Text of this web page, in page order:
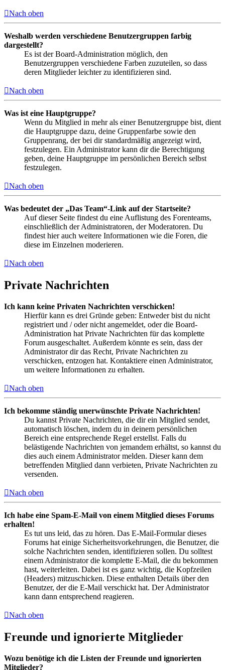
Nach oben
Weshalb werden verschiedene Benutzergruppen farbig
dargestellt?
Es ist der Board-Administration möglich, den
Benutzergruppen verschiedene Farben zuzuteilen, so dass
deren Mitglieder leichter zu identifizieren sind.
Nach oben
Was ist eine Hauptgruppe?
Wenn du Mitglied in mehr als einer Benutzergruppe bist, dient
die Hauptgruppe dazu, deine Gruppenfarbe sowie den
Gruppenrang, der bei dir standardmäßig angezeigt wird,
festzulegen. Ein Administrator kann dir die Berechtigung
geben, deine Hauptgruppe im persönlichen Bereich selbst
festzulegen.
Nach oben
Was bedeutet der „Das Team“-Link auf der Startseite?
Auf dieser Seite findest du eine Auflistung des Forenteams,
einschließlich der Administratoren, der Moderatoren. Du
findest hier auch weitere Informationen wie die Foren, die
diese im Einzelnen moderieren.
Nach oben
Private Nachrichten
Ich kann keine Privaten Nachrichten verschicken!
Hierfür kann es drei Gründe geben: Entweder bist du nicht
registriert und / oder nicht angemeldet, oder die Board-
Administration hat Private Nachrichten für das komplette
Forum ausgeschaltet. Außerdem könnte es sein, dass der
Administrator dir das Recht, Private Nachrichten zu
verschicken, entzogen hat. Kontaktiere einen Administrator,
um weitere Informationen zu erhalten.
Nach oben
Ich bekomme ständig unerwünschte Private Nachrichten!
Du kannst Private Nachrichten, die dir ein Mitglied sendet,
automatisch löschen, indem du in deinem persönlichen
Bereich eine entsprechende Regel erstellst. Falls du
belästigende Nachrichten von jemandem erhältst, so kannst du
dies auch einem Administrator melden. Dieser kann dem
betreffenden Mitglied dann verbieten, Private Nachrichten zu
versenden.
Nach oben
Ich habe eine Spam-E-Mail von einem Mitglied dieses Forums
erhalten!
Es tut uns leid, das zu hören. Das E-Mail-Formular dieses
Forums hat einige Sicherheitsvorkehrungen, die Benutzer, die
solche Nachrichten senden, identifizieren sollen. Du solltest
einem Administrator die komplette E-Mail, die du bekommen
hast, weiterleiten. Dabei ist es ganz wichtig, die Kopfzeilen
(Headers) mitzuschicken. Diese enthalten Details über den
Benutzer, der die E-Mail verschickt hat. Der Administrator
kann dann entsprechend reagieren.
Nach oben
Freunde und ignorierte Mitglieder
Wozu benötige ich die Listen der Freunde und ignorierten
Mitglieder?